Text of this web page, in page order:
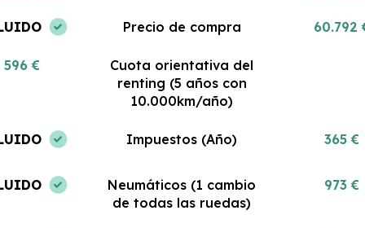
Precio de compra 60.792
596 €
Cuota orientativa del
renting (5 años con
10.000km/año)
Impuestos (Año) 365 €
Neumáticos (1 cambio
de todas las ruedas)
973 €